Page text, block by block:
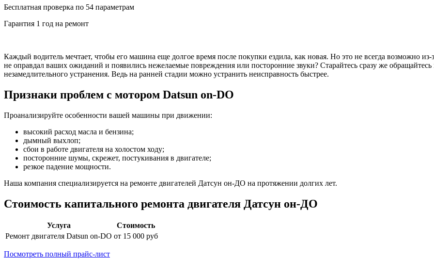
Бесплатная проверка по 54 параметрам
Гарантия 1 год на ремонт
Каждый водитель мечтает, чтобы его машина еще долгое время после покупки ездила, как новая. Но это не всегда возможно
не оправдал ваших ожиданий и появились нежелаемые повреждения или посторонние звуки? Старайтесь сразу же обращайтесь
незамедлительного устранения. Ведь на ранней стадии можно устранить неисправность быстрее.
Признаки проблем с мотором Datsun on-DO
Проанализируйте особенности вашей машины при движении:
высокий расход масла и бензина;
дымный выхлоп;
сбои в работе двигателя на холостом ходу;
посторонние шумы, скрежет, постукивания в двигателе;
резкое падение мощности.
Наша компания специализируется на ремонте двигателей Датсун он-ДО на протяжении долгих лет.
Стоимость капитального ремонта двигателя Датсун он-ДО
Услуга
Стоимость
Ремонт двигателя Datsun on-DO от 15 000 руб
Посмотреть полный прайс-лист